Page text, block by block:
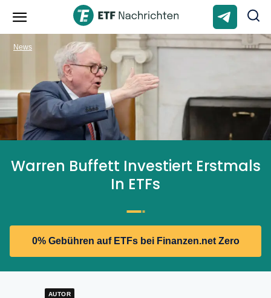
Warren Buffett Investiert Erstmals
In ETFs
0% Gebühren auf ETFs bei Finanzen.net Zero
News
AUTOR